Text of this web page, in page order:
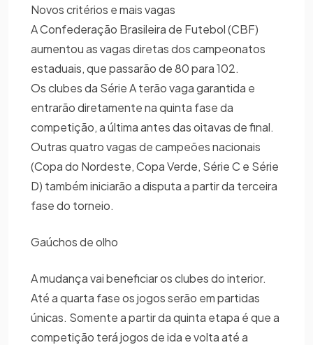
Novos critérios e mais vagas
A Confederação Brasileira de Futebol (CBF)
aumentou as vagas diretas dos campeonatos
estaduais, que passarão de 80 para 102.
Os clubes da Série A terão vaga garantida e
entrarão diretamente na quinta fase da
competição, a última antes das oitavas de final.
Outras quatro vagas de campeões nacionais
(Copa do Nordeste, Copa Verde, Série C e Série
D) também iniciarão a disputa a partir da terceira
fase do torneio.
Gaúchos de olho
A mudança vai beneficiar os clubes do interior.
Até a quarta fase os jogos serão em partidas
únicas. Somente a partir da quinta etapa é que a
competição terá jogos de ida e volta até a